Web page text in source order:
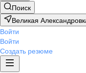
Поиск
Великая
Войти
Войти
Создать резюме